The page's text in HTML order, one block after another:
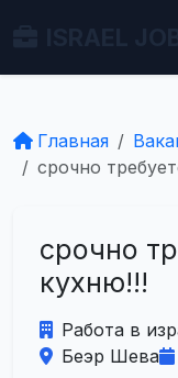
Главная
срочно
срочно
кухню!!!
Работа в
Беэр Шева